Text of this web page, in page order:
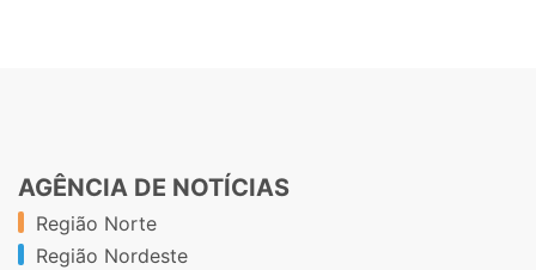
AGÊNCIA DE NOTÍCIAS
Região Norte
Região Nordeste